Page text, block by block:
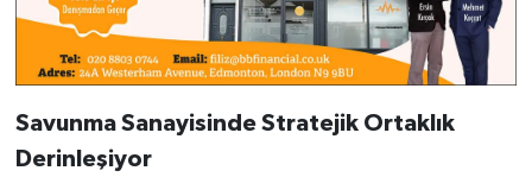
Savunma Sanayisinde Stratejik Ortaklık
Derinleşiyor